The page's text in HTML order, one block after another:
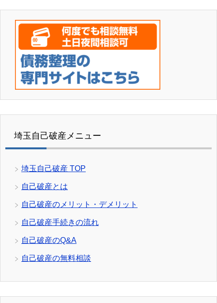
埼玉自己破産メニュー
埼玉自己破産 TOP
自己破産とは
自己破産のメリット・デメリット
自己破産手続きの流れ
自己破産のQ&A
自己破産の無料相談